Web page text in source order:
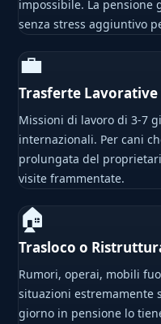
impossibile. La pensione
senza stress aggiuntivo
💼
Trasferte Lavorative
Missioni di lavoro di 3-7
internazionali. Per cani
prolungata del
visite frammentate.
🏠
Trasloco o
Rumori, operai, mobili
situazioni estremamente
giorno in pensione lo